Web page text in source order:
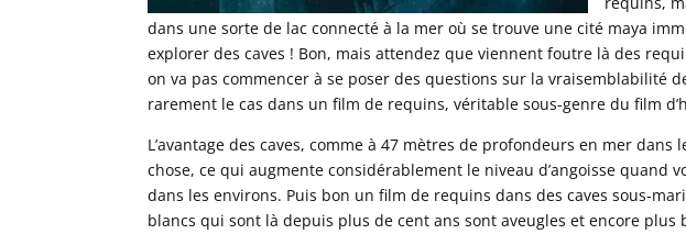
dans une sorte de lac connecté à la mer où se trouve une cité maya
explorer des caves ! Bon, mais attendez que viennent foutre là des
on va pas commencer à se poser des questions sur la vraisemblabilité
rarement le cas dans un film de requins, véritable sous-genre du film
L’avantage des caves, comme à 47 mètres de profondeurs en mer dans
chose, ce qui augmente considérablement le niveau d’angoisse quand
dans les environs. Puis bon un film de requins dans des caves sous-
blancs qui sont là depuis plus de cent ans sont aveugles et encore plus